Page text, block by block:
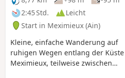
2:45 Std.
Leicht
Start in Meximieux (Ain)
Kleine, einfache Wanderung auf
ruhigen Wegen entlang der Küste
Meximieux, teilweise zwischen